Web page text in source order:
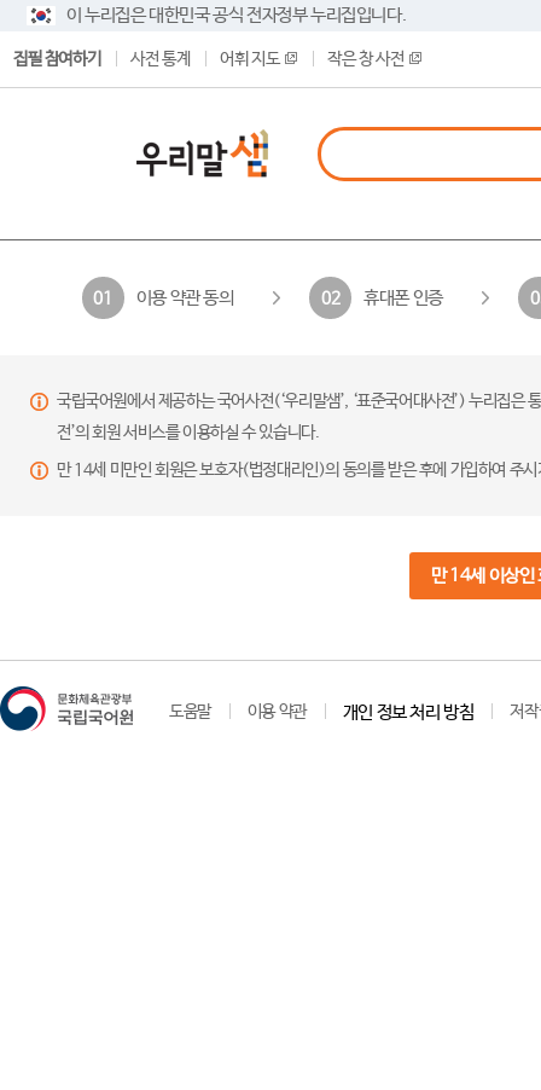
이 누리집은 대한민국 공식 전자정부 누리집입니다.
집필 참여하기 사전 통계 어휘 지도 작은 창 사전
01 이용 약관 동의 02 휴대폰 인증
국립국어원에서 제공하는 국어사전(‘우리말샘’, ‘표준국어대사전’) 누리집
전’의 회원 서비스를 이용하실 수 있습니다.
만 14세 미만인 회원은 보호자(법정대리인)의 동의를 받은 후에 가입하여 주
만 14세 이상인
도움말 이용 약관 개인 정보 처리 방침 저